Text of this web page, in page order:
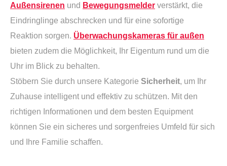
Außensirenen und Bewegungsmelder verstärkt, die
Eindringlinge abschrecken und für eine sofortige
Reaktion sorgen. Überwachungskameras für außen
bieten zudem die Möglichkeit, Ihr Eigentum rund um die
Uhr im Blick zu behalten.
Stöbern Sie durch unsere Kategorie Sicherheit, um Ihr
Zuhause intelligent und effektiv zu schützen. Mit den
richtigen Informationen und dem besten Equipment
können Sie ein sicheres und sorgenfreies Umfeld für sich
und Ihre Familie schaffen.